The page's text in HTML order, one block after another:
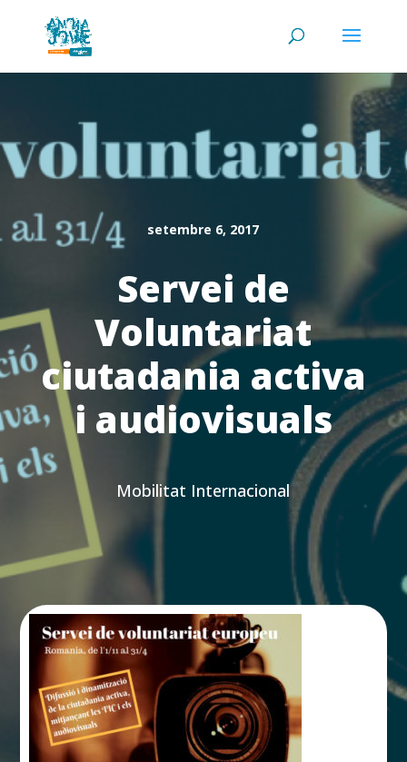
setembre 6, 2017
Servei de
Voluntariat
ciutadania activa
i audiovisuals
Mobilitat Internacional